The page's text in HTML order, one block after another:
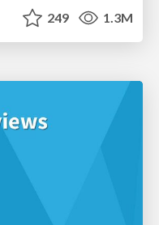
249 1.3M